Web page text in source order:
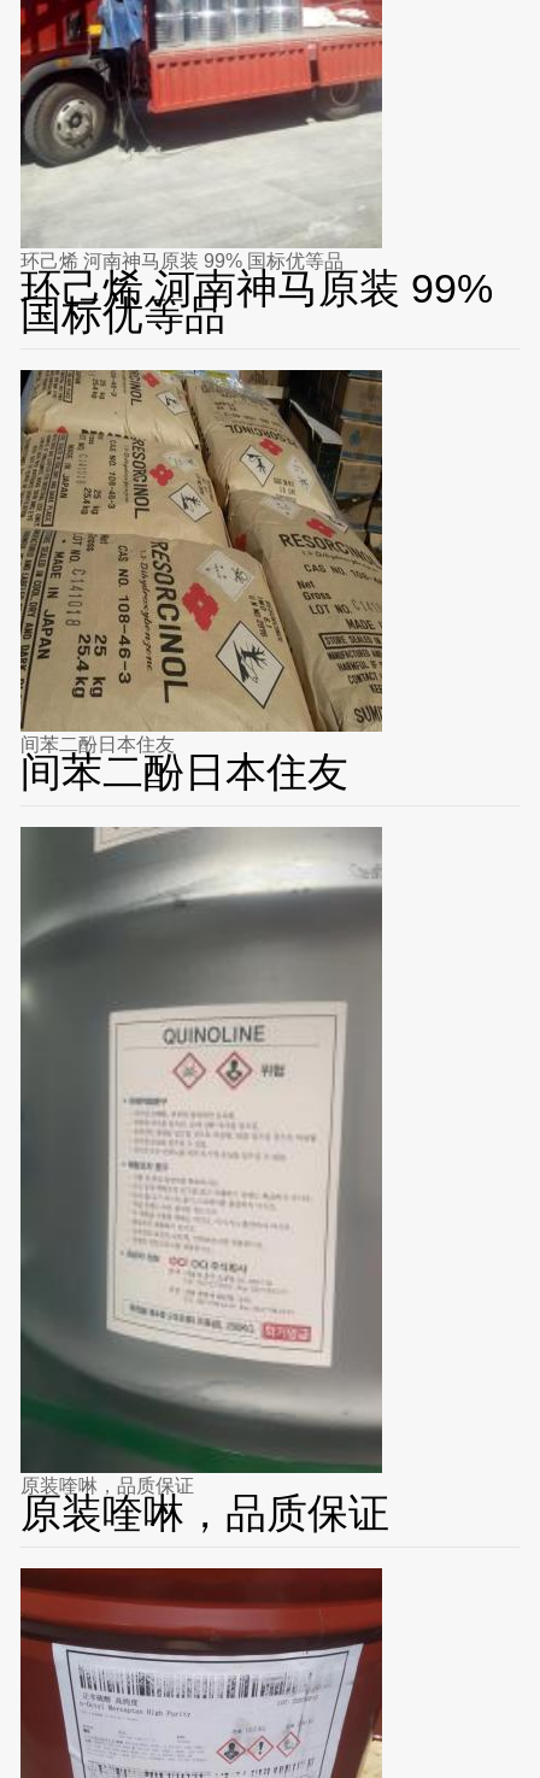
环己烯 河南神马原装 99% 国标优等品
环己烯 河南神马原装 99%
国标优等品
间苯二酚日本住友
间苯二酚日本住友
原装喹啉，品质保证
原装喹啉，品质保证